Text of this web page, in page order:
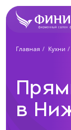
Главная Кухни
в
Учтем
под вас.